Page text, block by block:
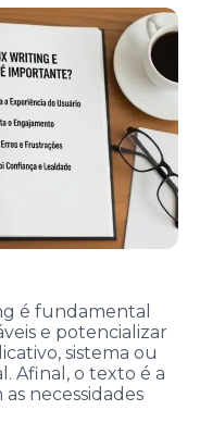
é fundamental
e potencializar
sistema ou
Afinal, o texto é a
necessidades